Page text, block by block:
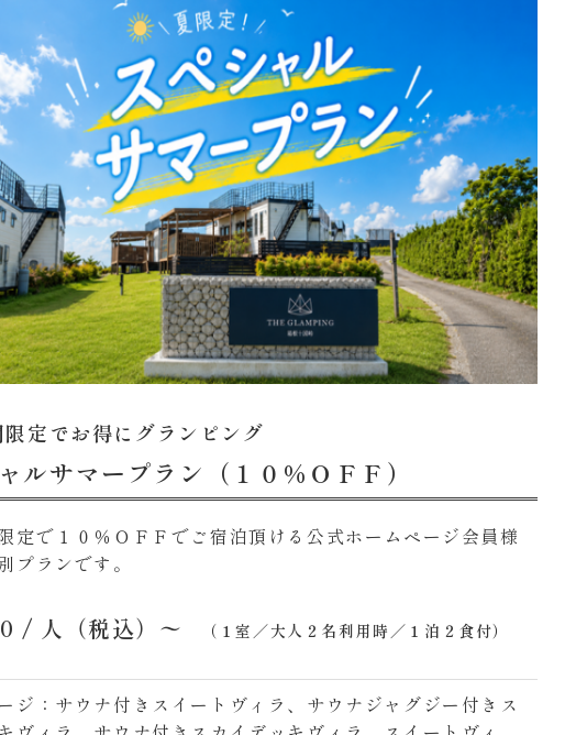
定でお得にグランピング
ルサマープラン（１０％ＯＦＦ）
定で１０％ＯＦＦでご宿泊頂ける公式ホームページ会員様
プランです。
/ 人（税込）〜 （１室／大人２名利用時／１泊２食付）
ジ：サウナ付きスイートヴィラ、サウナジャグジー付きス